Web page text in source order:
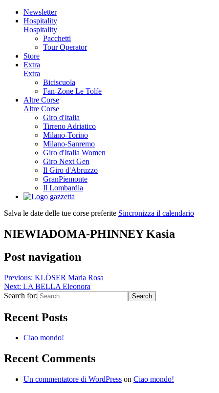
Newsletter
Hospitality
Hospitality
Pacchetti
Tour Operator
Store
Extra
Extra
Biciscuola
Fan-Zone Le Tolfe
Altre Corse
Altre Corse
Giro d'Italia
Tirreno Adriatico
Milano-Torino
Milano-Sanremo
Giro d'Italia Women
Giro Next Gen
Il Giro d'Abruzzo
GranPiemonte
Il Lombardia
Salva le date delle tue corse preferite Sincronizza il calendario
NIEWIADOMA-PHINNEY Kasia
Post navigation
Previous: KLÖSER Maria Rosa
Next: LA BELLA Eleonora
Search for:
Recent Posts
Ciao mondo!
Recent Comments
Un commentatore di WordPress on Ciao mondo!